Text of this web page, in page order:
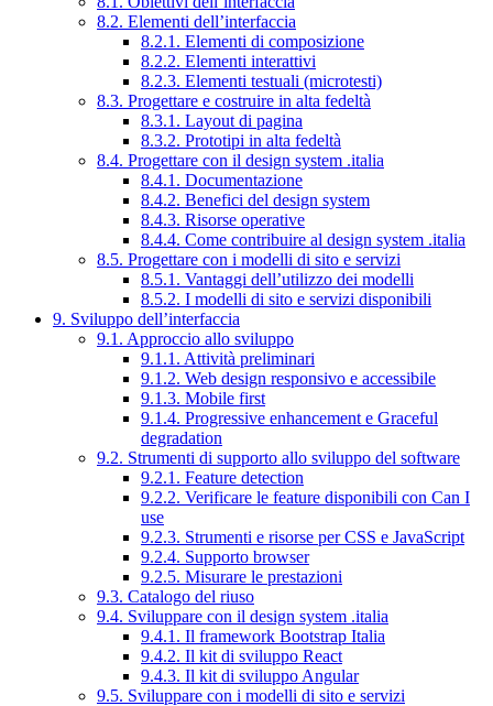
8.2. Elementi dell’interfaccia
8.2.1. Elementi di composizione
8.2.2. Elementi interattivi
8.2.3. Elementi testuali (microtesti)
8.3. Progettare e costruire in alta fedeltà
8.3.1. Layout di pagina
8.3.2. Prototipi in alta fedeltà
8.4. Progettare con il design system .italia
8.4.1. Documentazione
8.4.2. Benefici del design system
8.4.3. Risorse operative
8.4.4. Come contribuire al design system .italia
8.5. Progettare con i modelli di sito e servizi
8.5.1. Vantaggi dell’utilizzo dei modelli
8.5.2. I modelli di sito e servizi disponibili
9. Sviluppo dell’interfaccia
9.1. Approccio allo sviluppo
9.1.1. Attività preliminari
9.1.2. Web design responsivo e accessibile
9.1.3. Mobile first
9.1.4. Progressive enhancement e Graceful
degradation
9.2. Strumenti di supporto allo sviluppo del software
9.2.1. Feature detection
9.2.2. Verificare le feature disponibili con Can I
use
9.2.3. Strumenti e risorse per CSS e JavaScript
9.2.4. Supporto browser
9.2.5. Misurare le prestazioni
9.3. Catalogo del riuso
9.4. Sviluppare con il design system .italia
9.4.1. Il framework Bootstrap Italia
9.4.2. Il kit di sviluppo React
9.4.3. Il kit di sviluppo Angular
9.5. Sviluppare con i modelli di sito e servizi